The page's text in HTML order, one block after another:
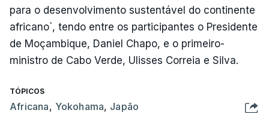
para o desenvolvimento sustentável do continente
africano`, tendo entre os participantes o Presidente
de Moçambique, Daniel Chapo, e o primeiro-
ministro de Cabo Verde, Ulisses Correia e Silva.
TÓPICOS
Africana, Yokohama, Japão